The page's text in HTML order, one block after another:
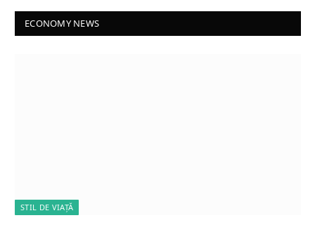
ECONOMY NEWS
STIL DE VIAȚĂ